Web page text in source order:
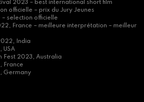
2023 – best international short film
officielle – prix du Jury Jeunes
selection officielle
France – meilleure interprétation – meilleur
India
USA
Fest 2023, Australia
France
Germany